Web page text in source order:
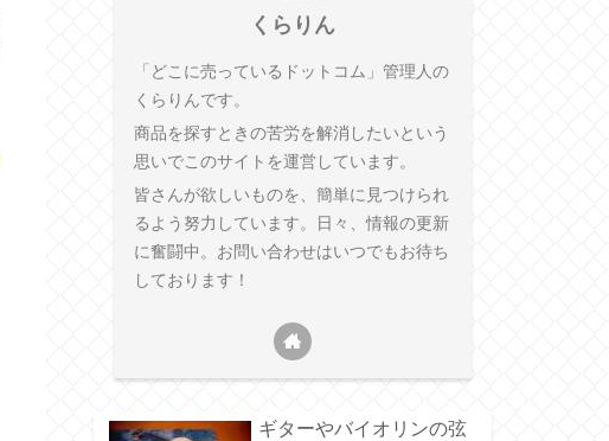
くらりん
「どこに売っているドットコム」管理人の
くらりんです。
商品を探すときの苦労を解消したいという
思いでこのサイトを運営しています。
皆さんが欲しいものを、簡単に見つけられ
るよう努力しています。日々、情報の更新
に奮闘中。お問い合わせはいつでもお待ち
しております！
ギターやバイオリンの弦